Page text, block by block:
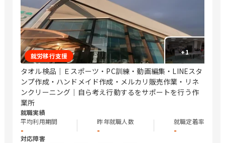
+1
就労移行支援
タオル検品｜Ｅスポーツ・PC訓練・動画編集・LINEスタ
ンプ作成・ハンドメイド作成・メルカリ販売作業・リネ
ンクリーニング｜自ら考え行動するをサポートを行う作
業所
就職実績
平均利用期間
-
昨年就職人数
-
就職定着率
-
対応障害